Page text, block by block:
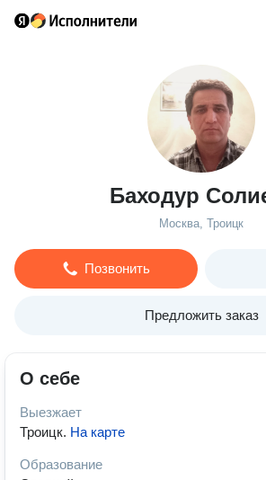
Баходур
Москва, Троицк
Позвонить
Предложить заказ
О себе
Выезжает
Троицк. На карте
Образование